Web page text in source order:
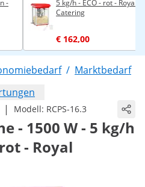
-
5 kg/h - ECO - rot - Royal
Catering
€ 162,00
/ Marktbedarf
| Modell: RCPS-16.3
- 1500 W - 5 kg/h
- Royal